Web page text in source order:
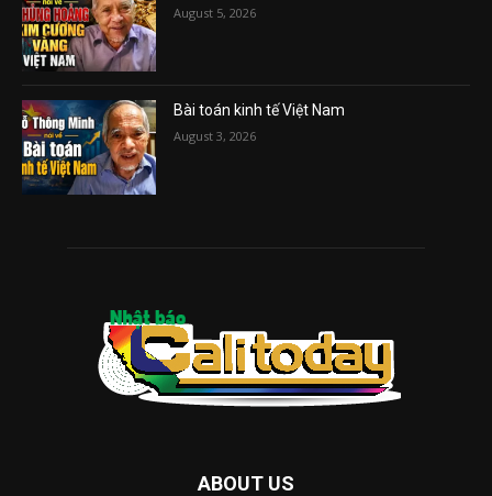
August 5, 2026
Bài toán kinh tế Việt Nam
August 3, 2026
ABOUT US